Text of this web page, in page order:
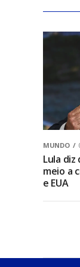
MUNDO
Lula
meio a
e EUA